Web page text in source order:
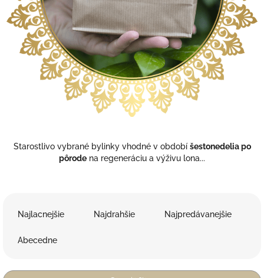
Starostlivo vybrané bylinky vhodné v období šestonedelia po
pôrode na regeneráciu a výživu lona...
Najlacnejšie Najdrahšie Najpredávanejšie
Abecedne